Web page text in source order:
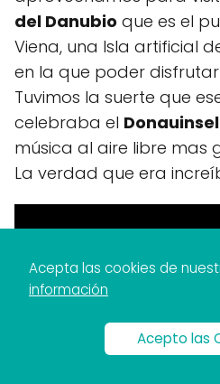
del Danubio que es el
Viena, una Isla artificial
en la que poder
Tuvimos la suerte que
celebraba el
música al aire libre mas
La verdad que era
Acepta las cookies de
información
Acepto las